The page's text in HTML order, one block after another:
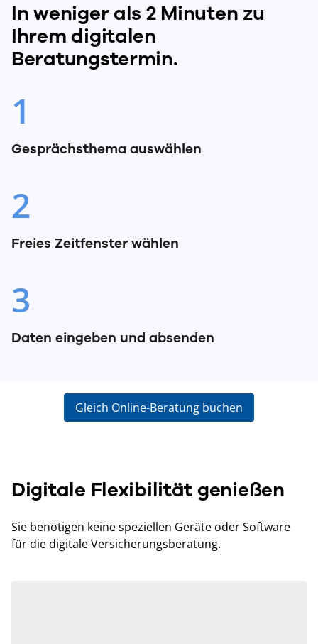
In weniger als 2 Minuten zu
Ihrem digitalen
Beratungstermin.
1
Gesprächsthema auswählen
2
Freies Zeitfenster wählen
3
Daten eingeben und absenden
Gleich Online-Beratung buchen
Digitale Flexibilität genießen
Sie benötigen keine speziellen Geräte oder Software
für die digitale Versicherungsberatung.